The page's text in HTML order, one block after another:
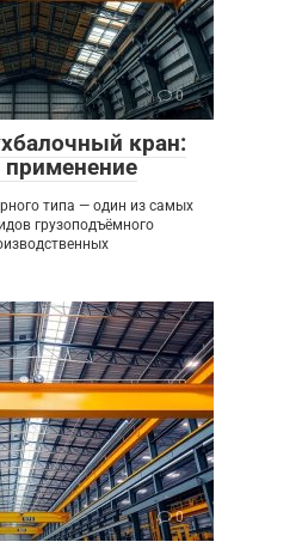
0
кран:
применение
типа — один из самых
грузоподъёмного
0